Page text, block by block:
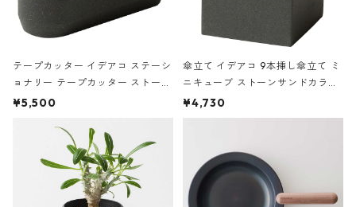
テープカッター イデアコ ステーシ
ョナリー テープカッター ストーン
サンドカラー 石調 ideaco Station
¥5,500
傘立て イデアコ 9本挿し傘立て ミ
ニキューブ ストーンサンドカラー
石調 ideaco Umbrella Stand CUB
E ストーンサンドブラック
¥4,730